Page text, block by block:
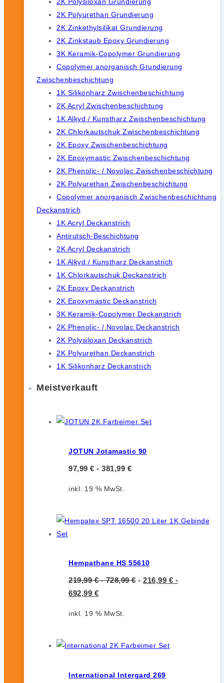
2K Polyurethan Grundierung
2K Zinkethylsilikat Grundierung
2K Zinkstaub Epoxy Grundierung
3K Keramik-Copolymer Grundierung
Copolymer anorganisch Grundierung
Zwischenbeschichtung
1K Silikonharz Zwischenbeschichtung
2K Acryl Zwischenbeschichtung
1K Alkyd / Kunstharz Zwischenbeschichtung
2K Chlorkautschuk Zwischenbeschichtung
2K Epoxy Zwischenbeschichtung
2K Epoxymastic Zwischenbeschichtung
2K Phenolic- / Novolac Zwischenbeschichtung
2K Polyurethan Zwischenbeschichtung
Copolymer anorganisch Zwischenbeschichtung
Deckanstrich
1K Acryl Deckanstrich
Antirutsch-Beschichtung
2K Acryl Deckanstrich
1K Alkyd / Kunstharz Deckanstrich
1K Chlorkautschuk Deckanstrich
2K Epoxy Deckanstrich
2K Epoxymastic Deckanstrich
3K Keramik-Copolymer Deckanstrich
2K Phenolic- / Novolac Deckanstrich
2K Polysiloxan Deckanstrich
2K Polyurethan Deckanstrich
1K Silikonharz Deckanstrich
Meistverkauft
JOTUN Jotamastic 90
97,99 € - 381,99 €
inkl. 19 % MwSt.
Hempathane HS 55610
219,99€-728,99€- 216,99 € -
692,99 €
inkl. 19 % MwSt.
International Intergard 269